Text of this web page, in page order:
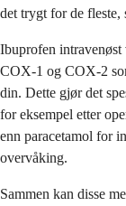
det trygt for de fleste,
Ibuprofen
COX-1 og COX-2
din. Dette gjør det
for eksempel etter
enn paracetamol for
overvåking.
Sammen kan disse